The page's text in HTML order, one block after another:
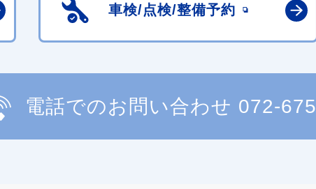
車検/点検/整備予約
電話でのお問い合わせ 072-